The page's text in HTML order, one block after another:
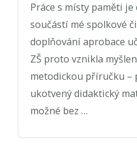
Práce s místy paměti
součástí mé spolkové
doplňování aprobace
ZŠ proto vznikla
metodickou příručku –
ukotvený didaktický
možné bez …